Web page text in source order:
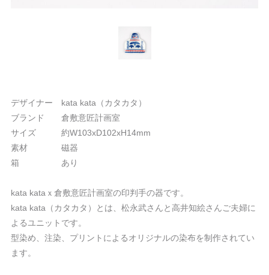
デザイナー kata kata（カタカタ）
ブランド 倉敷意匠計画室
サイズ 約W103xD102xH14mm
素材 磁器
箱 あり
kata kataｘ倉敷意匠計画室の印判手の器です。
kata kata（カタカタ）とは、松永武さんと高井知絵さんご夫婦に
よるユニットです。
型染め、注染、プリントによるオリジナルの染布を制作されてい
ます。